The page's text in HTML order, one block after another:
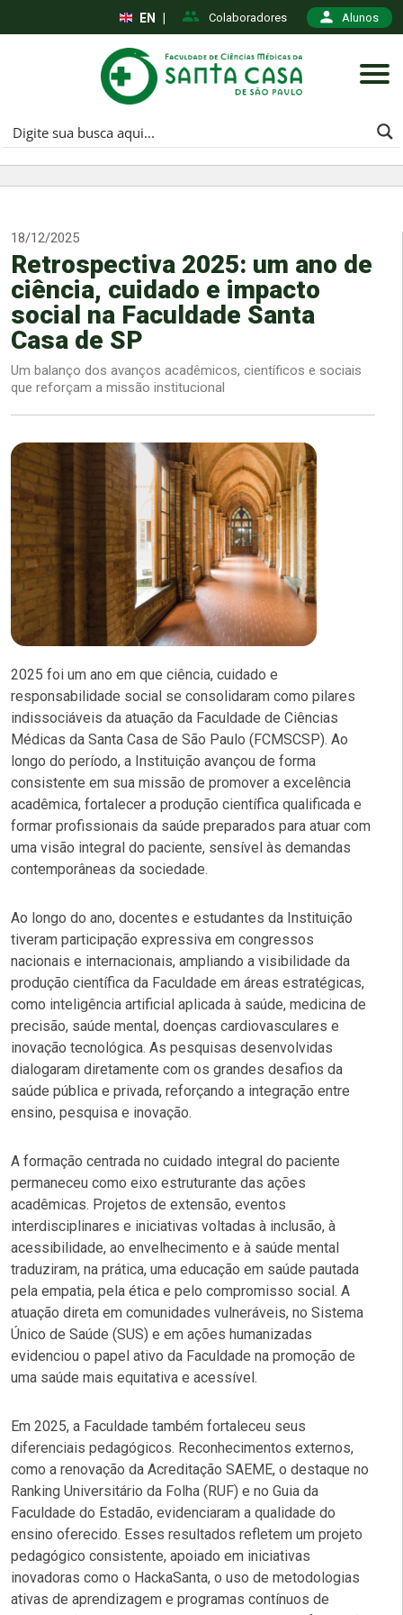
Colaboradores Alunos
EN
18/12/2025
Retrospectiva 2025: um ano de
ciência, cuidado e impacto
social na Faculdade Santa
Casa de SP
Um balanço dos avanços acadêmicos, científicos e sociais
que reforçam a missão institucional
2025 foi um ano em que ciência, cuidado e
responsabilidade social se consolidaram como pilares
indissociáveis da atuação da Faculdade de Ciências
Médicas da Santa Casa de São Paulo (FCMSCSP). Ao
longo do período, a Instituição avançou de forma
consistente em sua missão de promover a excelência
acadêmica, fortalecer a produção científica qualificada e
formar profissionais da saúde preparados para atuar com
uma visão integral do paciente, sensível às demandas
contemporâneas da sociedade.
Ao longo do ano, docentes e estudantes da Instituição
tiveram participação expressiva em congressos
nacionais e internacionais, ampliando a visibilidade da
produção científica da Faculdade em áreas estratégicas,
como inteligência artificial aplicada à saúde, medicina de
precisão, saúde mental, doenças cardiovasculares e
inovação tecnológica. As pesquisas desenvolvidas
dialogaram diretamente com os grandes desafios da
saúde pública e privada, reforçando a integração entre
ensino, pesquisa e inovação.
A formação centrada no cuidado integral do paciente
permaneceu como eixo estruturante das ações
acadêmicas. Projetos de extensão, eventos
interdisciplinares e iniciativas voltadas à inclusão, à
acessibilidade, ao envelhecimento e à saúde mental
traduziram, na prática, uma educação em saúde pautada
pela empatia, pela ética e pelo compromisso social. A
atuação direta em comunidades vulneráveis, no Sistema
Único de Saúde (SUS) e em ações humanizadas
evidenciou o papel ativo da Faculdade na promoção de
uma saúde mais equitativa e acessível.
Em 2025, a Faculdade também fortaleceu seus
diferenciais pedagógicos. Reconhecimentos externos,
como a renovação da Acreditação SAEME, o destaque no
Ranking Universitário da Folha (RUF) e no Guia da
Faculdade do Estadão, evidenciaram a qualidade do
ensino oferecido. Esses resultados refletem um projeto
pedagógico consistente, apoiado em iniciativas
inovadoras como o HackaSanta, o uso de metodologias
ativas de aprendizagem e programas contínuos de